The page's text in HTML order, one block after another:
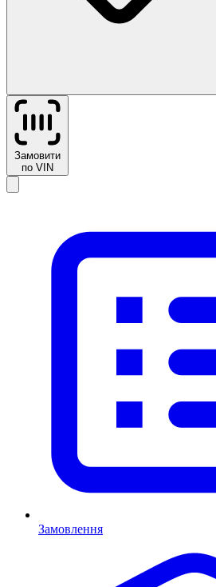
Замовити
по VIN
Замовлення